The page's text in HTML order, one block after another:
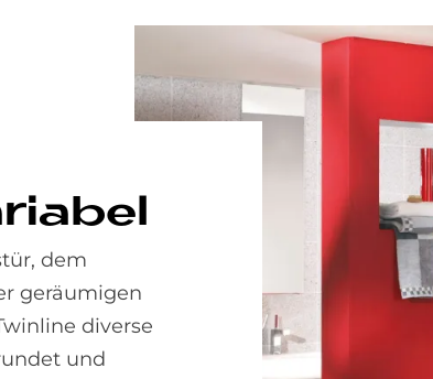
dem
geräumigen
diverse
und